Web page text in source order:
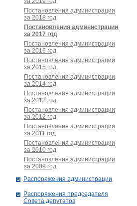
Постановления администрации
за 2018 год
Постановления администрации
за 2017 год
Постановления администрации
за 2016 год
Постановления администрации
за 2015 год
Постановления администрации
за 2014 год
Постановления администрации
за 2013 год
Постановления администрации
за 2012 год
Постановления администрации
за 2011 год
Постановления администрации
за 2010 год
Постановления администрации
за 2009 год
Распоряжения администрации
Распоряжения председателя
Совета депутатов